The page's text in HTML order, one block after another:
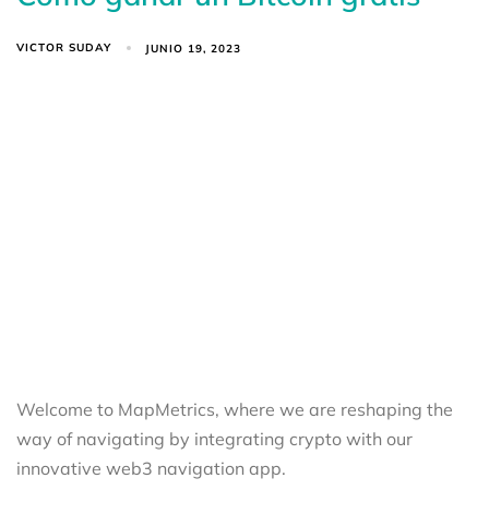
VICTOR SUDAY JUNIO 19, 2023
Welcome to MapMetrics, where we are reshaping the
way of navigating by integrating crypto with our
innovative web3 navigation app.